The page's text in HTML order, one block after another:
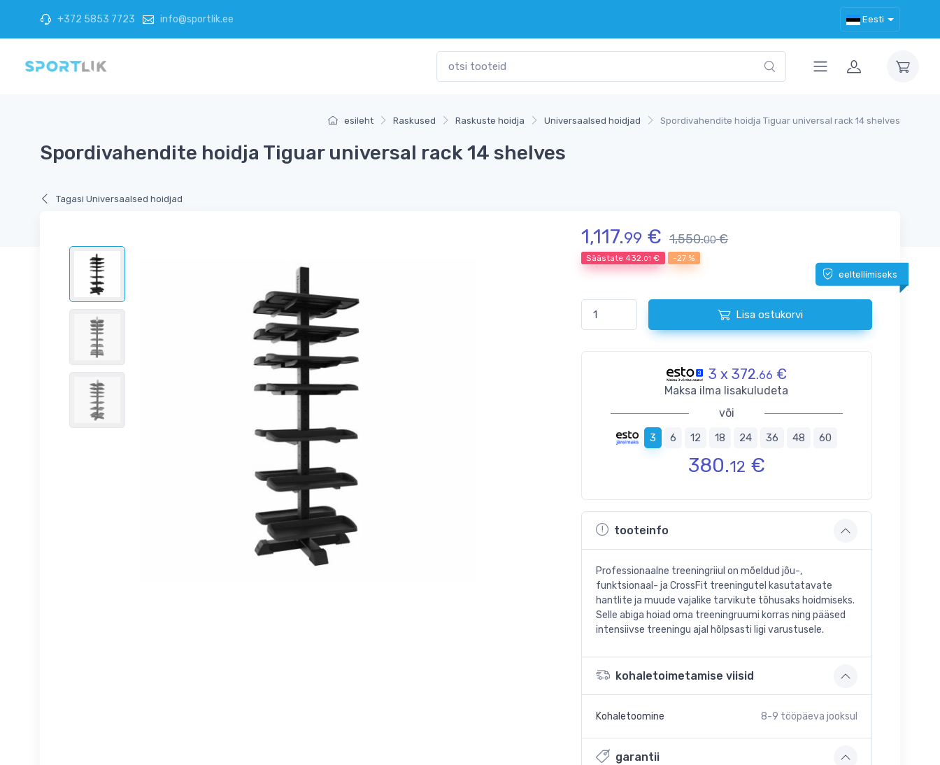
+372 5853 7723 info@sportlik.ee Eesti
esileht Raskused Raskuste hoidja Universaalsed hoidjad Spordivahendite hoidja Tiguar universal rack 14 shelves
Spordivahendite hoidja Tiguar universal rack 14 shelves
Tagasi Universaalsed hoidjad
1,117.99 € 1,550.00€
Säästate432.01 € -27 %
eeltellimiseks
Lisa ostukorvi
3 x 372.66 €
Maksa ilma lisakuludeta
või
3 6 12 18 24 36 48 60
380.12 €
tooteinfo
Professionaalne treeningriiul on mõeldud jõu-,
funktsionaal- ja CrossFit treeningutel kasutatavate
hantlite ja muude vajalike tarvikute tõhusaks hoidmiseks.
Selle abiga hoiad oma treeningruumi korras ning pääsed
intensiivse treeningu ajal hõlpsasti ligi varustusele.
kohaletoimetamise viisid
Kohaletoomine 8-9 tööpäeva jooksul
garantii